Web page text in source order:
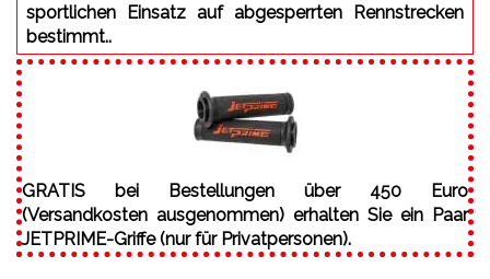
sportlichen Einsatz auf abgesperrten Rennstrecken
bestimmt..
GRATIS bei Bestellungen über 450 Euro
(Versandkosten ausgenommen) erhalten Sie ein Paar
JETPRIME-Griffe (nur für Privatpersonen).